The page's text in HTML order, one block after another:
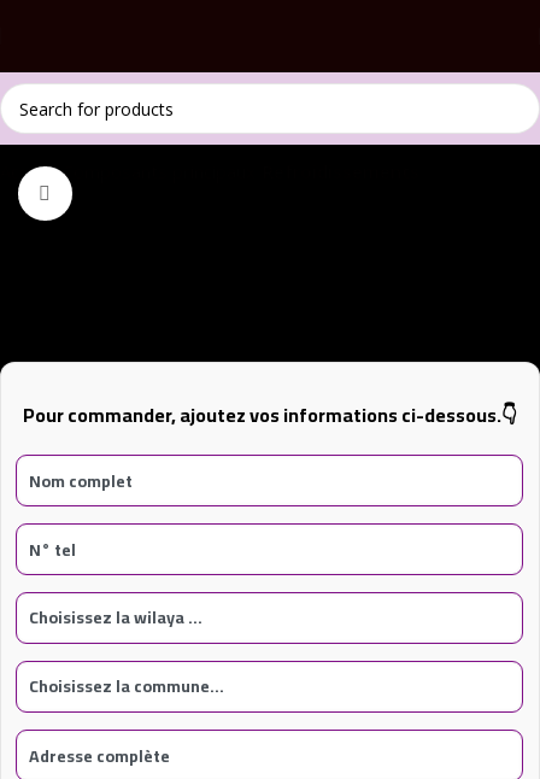
Accueil Composants principaux
Click to enlarge
Pour commander, ajoutez vos informations ci-dessous.👇